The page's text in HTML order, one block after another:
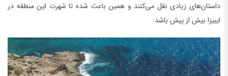
داستان‌های زیادی نقل می‌کنند و همین باعث شده تا شهرت این منطقه در
ایبیزا بیش از پیش باشد.